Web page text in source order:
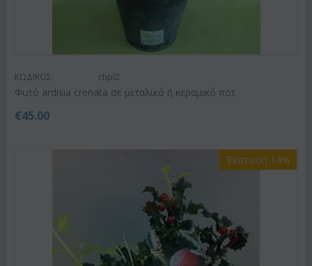
ΚΩΔΙΚΟΣ: chpl2
Φυτό ardisia crenata σε μεταλικό ή κεραμικό ποτ
€45.00
Έκπτωση 14%